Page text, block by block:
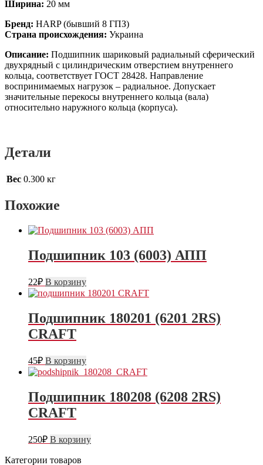
Ширина: 20 мм
Бренд: HARP (бывший 8 ГПЗ)
Страна происхождения: Украина
Описание: Подшипник шариковый радиальный сферический
двухрядный с цилиндрическим отверстием внутреннего
кольца, соответствует ГОСТ 28428. Направление
воспринимаемых нагрузок – радиальное. Допускает
значительные перекосы внутреннего кольца (вала)
относительно наружного кольца (корпуса).
Детали
Вес 0.300 кг
Похожие
Подшипник 103 (6003) АПП
22₽ В корзину
Подшипник 180201 (6201 2RS)
CRAFT
45₽ В корзину
Подшипник 180208 (6208 2RS)
CRAFT
250₽ В корзину
Категории товаров